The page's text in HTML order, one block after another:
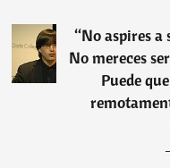
“No aspires a
No mereces
Puede